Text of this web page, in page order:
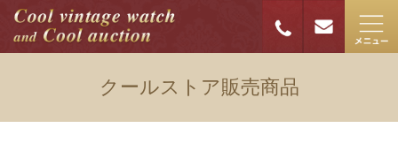
クールストア販売商品